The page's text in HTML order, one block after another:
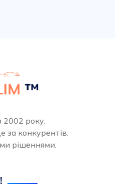
2002 року.
за конкурентів.
рішеннями.